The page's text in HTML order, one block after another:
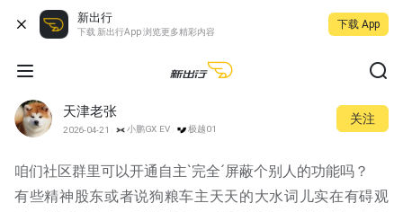
新出行
下载 新出行App 浏览更多精彩内容
下载 App
天津老张
2026-04-21 小鹏GX EV 极越01
关注
咱们社区群里可以开通自主`完全´屏蔽个别人的功能吗？
有些精神股东或者说狗粮车主天天的大水词儿实在有碍观